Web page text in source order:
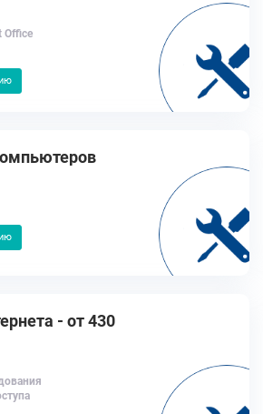
Office
- от 430